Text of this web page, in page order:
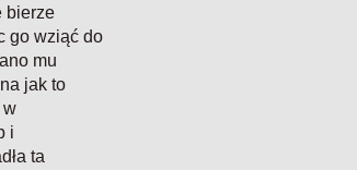
bierze
go wziąć do
mu
jak to
w
i
ta